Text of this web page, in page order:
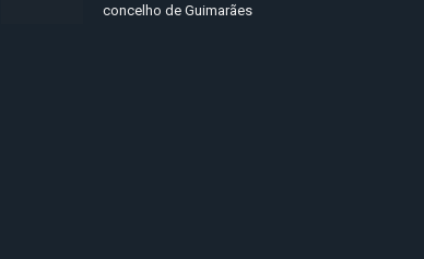
concelho de Guimarães